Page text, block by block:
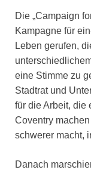
Die „Campaign
Kampagne für
Leben gerufen,
eine Stimme zu
Stadtrat und
für die Arbeit, die
Coventry
schwerer macht,
Danach